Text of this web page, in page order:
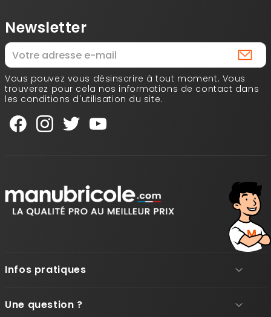
Newsletter
Vous pouvez vous désinscrire à tout moment. Vous
trouverez pour cela nos informations de contact dans
les conditions d'utilisation du site.
Infos pratiques
Une question ?